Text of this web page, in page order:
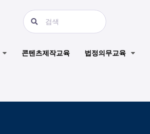
콘텐츠제작교육 법정의무교육